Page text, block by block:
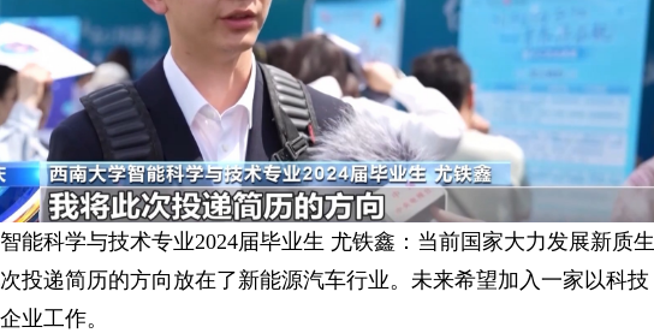
能科学与技术专业2024届毕业生 尤铁鑫：当前国家大力发展新质生
投递简历的方向放在了新能源汽车行业。未来希望加入一家以科技
业工作。